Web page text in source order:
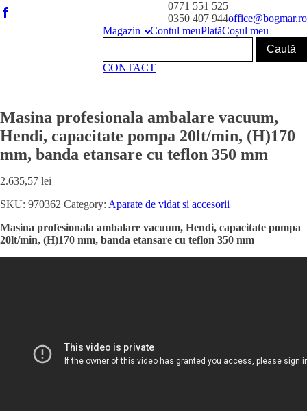
0771 551 525
0350 407 944office@bogmar.ro
Magazin
Contul meuPlatăCoșul meu
CONTACT
Masina profesionala ambalare vacuum,
Hendi, capacitate pompa 20lt/min, (H)170
mm, banda etansare cu teflon 350 mm
2.635,57 lei
SKU: 970362 Category: Aparate de vidat si accesorii
Masina profesionala ambalare vacuum, Hendi, capacitate pompa
20lt/min, (H)170 mm, banda etansare cu teflon 350 mm